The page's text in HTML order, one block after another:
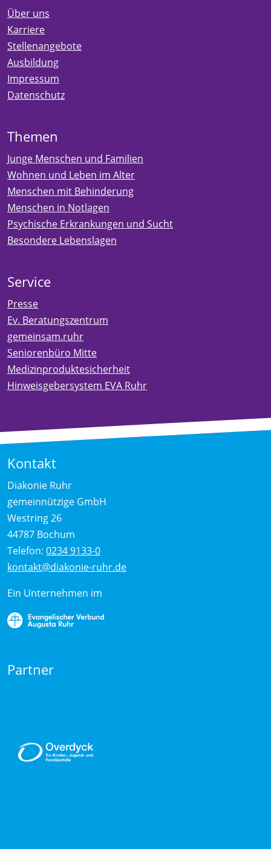
Über uns
Karriere
Stellenangebote
Ausbildung
Impressum
Datenschutz
Themen
Junge Menschen und Familien
Wohnen und Leben im Alter
Menschen mit Behinderung
Menschen in Notlagen
Psychische Erkrankungen und Sucht
Besondere Lebenslagen
Service
Presse
Ev. Beratungszentrum
gemeinsam.ruhr
Seniorenbüro Mitte
Medizinproduktesicherheit
Hinweisgebersystem EVA Ruhr
Kontakt
Diakonie Ruhr
gemeinnützige GmbH
Westring 26
44787 Bochum
Telefon: 0234 9133-0
kontakt@diakonie-ruhr.de
Ein Unternehmen im
Partner